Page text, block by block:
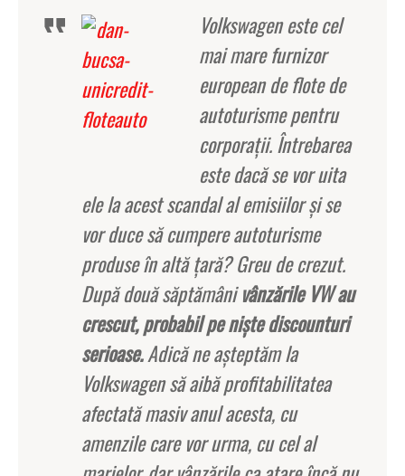
Volkswagen este cel
mai mare furnizor
european de flote de
autoturisme pentru
corporaţii. Întrebarea
este dacă se vor uita
ele la acest scandal al emisiilor şi se
vor duce să cumpere autoturisme
produse în altă ţară? Greu de crezut.
După două săptămânivânzările VW au
crescut, probabil pe nişte discounturi
serioase.Adică ne aşteptăm la
Volkswagen să aibă profitabilitatea
afectată masiv anul acesta, cu
amenzile care vor urma, cu cel al